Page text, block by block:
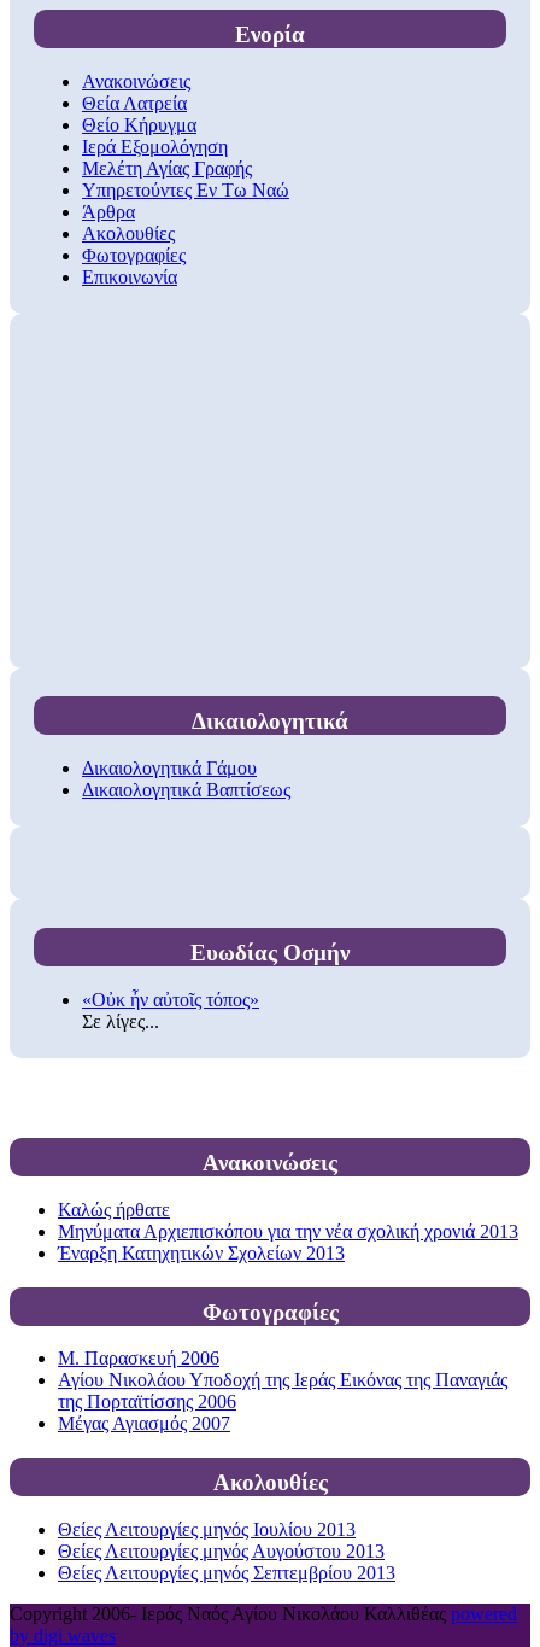
Ενορία
Ανακοινώσεις
Θεία Λατρεία
Θείο Κήρυγμα
Ιερά Εξομολόγηση
Μελέτη Αγίας Γραφής
Υπηρετούντες Εν Τω Ναώ
Άρθρα
Ακολουθίες
Φωτογραφίες
Επικοινωνία
Δικαιολογητικά
Δικαιολογητικά Γάμου
Δικαιολογητικά Βαπτίσεως
Ευωδίας Οσμήν
«Οὐκ ἦν αὐτοῖς τόπος»
Σε λίγες...
Ανακοινώσεις
Καλώς ήρθατε
Μηνύματα Αρχιεπισκόπου για την νέα σχολική χρονιά 2013
Έναρξη Κατηχητικών Σχολείων 2013
Φωτογραφίες
Μ. Παρασκευή 2006
Αγίου Νικολάου Υποδοχή της Ιεράς Εικόνας της Παναγιάς
της Πορταϊτίσσης 2006
Μέγας Αγιασμός 2007
Ακολουθίες
Θείες Λειτουργίες μηνός Ιουλίου 2013
Θείες Λειτουργίες μηνός Αυγούστου 2013
Θείες Λειτουργίες μηνός Σεπτεμβρίου 2013
Copyright 2006- Ιερός Ναός Αγίου Νικολάου Καλλιθέας powered
by digi waves